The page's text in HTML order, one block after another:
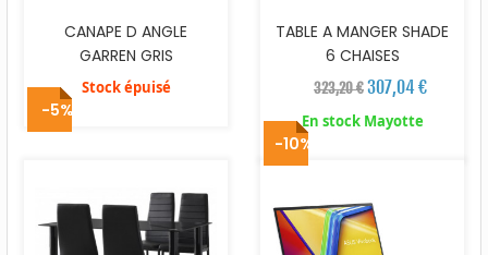
CANAPE D ANGLE
GARREN GRIS
Stock épuisé
TABLE A MANGER SHADE
6 CHAISES
323,20 €307,04 €
En stock Mayotte
-5%
-10%